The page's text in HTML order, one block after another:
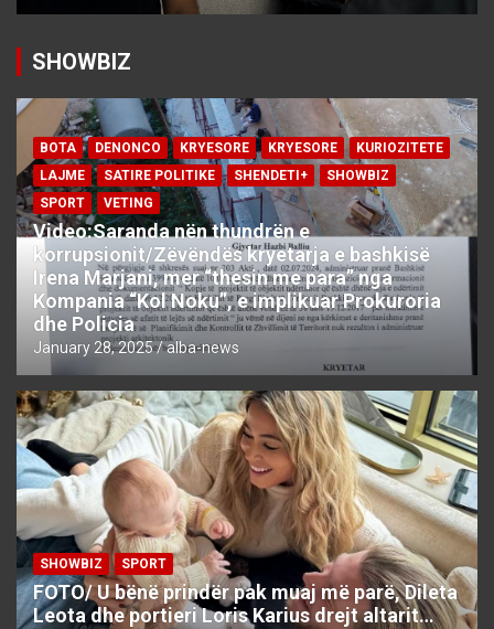
SHOWBIZ
BOTA DENONCO KRYESORE KRYESORE
KURIOZITETE
LAJME
SATIRE POLITIKE SHENDETI+
SHOWBIZ
SPORT
VETING
Video:Saranda nën thundrën e
korrupsionit/Zëvëndës kryetarja e bashkisë
Irena Marjani, mer “thesin me para” nga
Kompania “Kol Noku”, e implikuar Prokuroria
dhe Policia
January 28, 2025 alba-news
SHOWBIZ SPORT
FOTO/ U bënë prindër pak muaj më parë, Dileta
Leota dhe portieri Loris Karius drejt altarit…